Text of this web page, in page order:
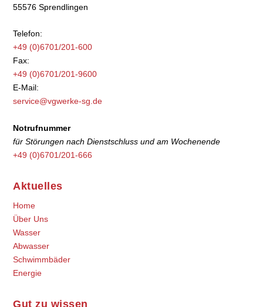
55576 Sprendlingen
Telefon:
+49 (0)6701/201-600
Fax:
+49 (0)6701/201-9600
E-Mail:
service@vgwerke-sg.de
Notrufnummer
für Störungen nach Dienstschluss und am Wochenende
+49 (0)6701/201-666
Aktuelles
Home
Über Uns
Wasser
Abwasser
Schwimmbäder
Energie
Gut zu wissen